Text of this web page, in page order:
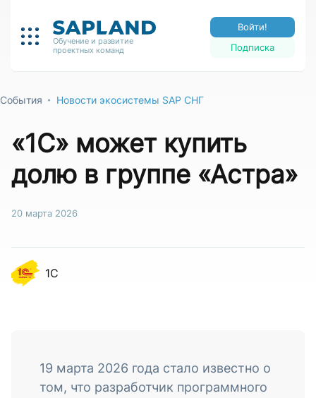
Обучение и развитие
проектных команд
Подписка
Войти!
События Новости экосистемы SAP СНГ
«1С» может купить
долю в группе «Астра»
20 марта 2026
1С
19 марта 2026 года стало известно о
том, что разработчик программного